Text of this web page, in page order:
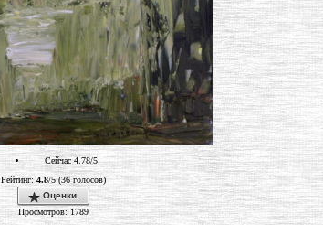
Сейчас 4.78/5
Рейтинг: 4.8/5 (36 голосов)
Оценки.
Просмотров: 1789